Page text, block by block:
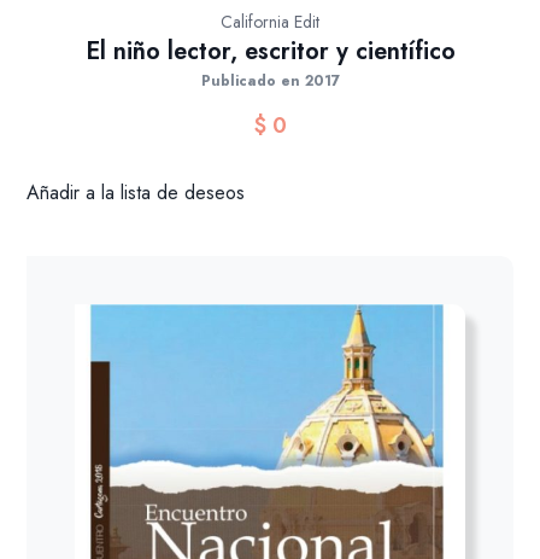
California Edit
El niño lector, escritor y científico
Publicado en 2017
$0
Añadir a la lista de deseos